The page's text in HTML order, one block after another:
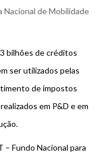
Nacional de Mobilidade
bilhões de créditos
ser utilizados pelas
de impostos
em P&D e em
– Fundo Nacional para